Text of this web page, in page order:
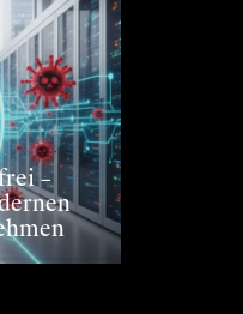
–